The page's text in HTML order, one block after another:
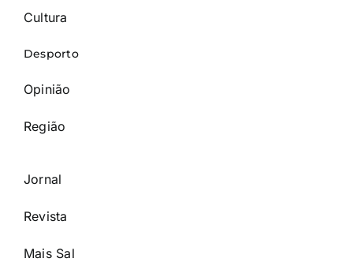
Cultura
Desporto
Opinião
Região
Jornal
Revista
Mais Sal